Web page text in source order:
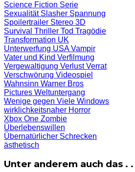
Science Fiction Serie
Sexualität Slasher Spannung
Spoilertrailer Stereo 3D
Survival Thriller Tod Tragödie
Transformation UK
Unterwerfung USAVampir
Vater und Kind Verfilmung
Vergewaltigung VerlustVerrat
Verschwörung Videospiel
Wahnsinn Warner Bros
Pictures Weltuntergang
Wenige gegen Viele Windows
wirklichkeitsnaher Horror
Xbox One Zombie
Überlebenswillen
Übernatürlicher Schrecken
ästhetisch
Unter anderem auch das . .